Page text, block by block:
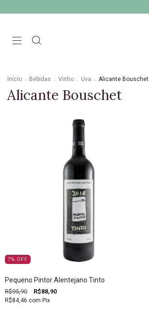
Início . Bebidas . Vinho . Uva . Alicante Bouschet
Alicante Bouschet
7% OFF
Pequeno Pintor Alentejano Tinto
R$95,90 R$88,90
R$84,46 com Pix